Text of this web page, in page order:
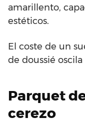
amarillento,
estéticos.
El coste de un
de doussié
Parquet
cerezo